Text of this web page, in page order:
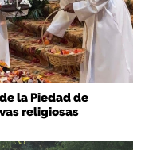
la Piedad de
religiosas